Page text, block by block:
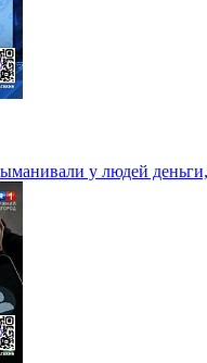
у людей